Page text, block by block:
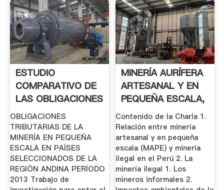
ESTUDIO
COMPARATIVO DE
LAS OBLIGACIONES
.
OBLIGACIONES
TRIBUTARIAS DE LA
MINERÍA EN PEQUEÑA
ESCALA EN PAÍSES
SELECCIONADOS DE LA
REGIÓN ANDINA PERÍODO
2013 Trabajo de
MINERÍA AURÍFERA
ARTESANAL Y EN
PEQUEÑA ESCALA,
Y .
Contenido de la Charla 1.
Relación entre minería
artesanal y en pequeña
escala (MAPE) y minería
ilegal en el Perú 2. La
minería ilegal 1. Los
mineros informales 2.